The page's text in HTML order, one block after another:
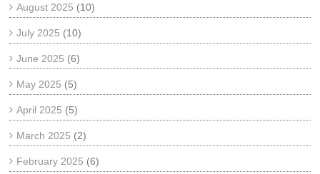
August 2025 (10)
July 2025 (10)
June 2025 (6)
May 2025 (5)
April 2025 (5)
March 2025 (2)
February 2025 (6)